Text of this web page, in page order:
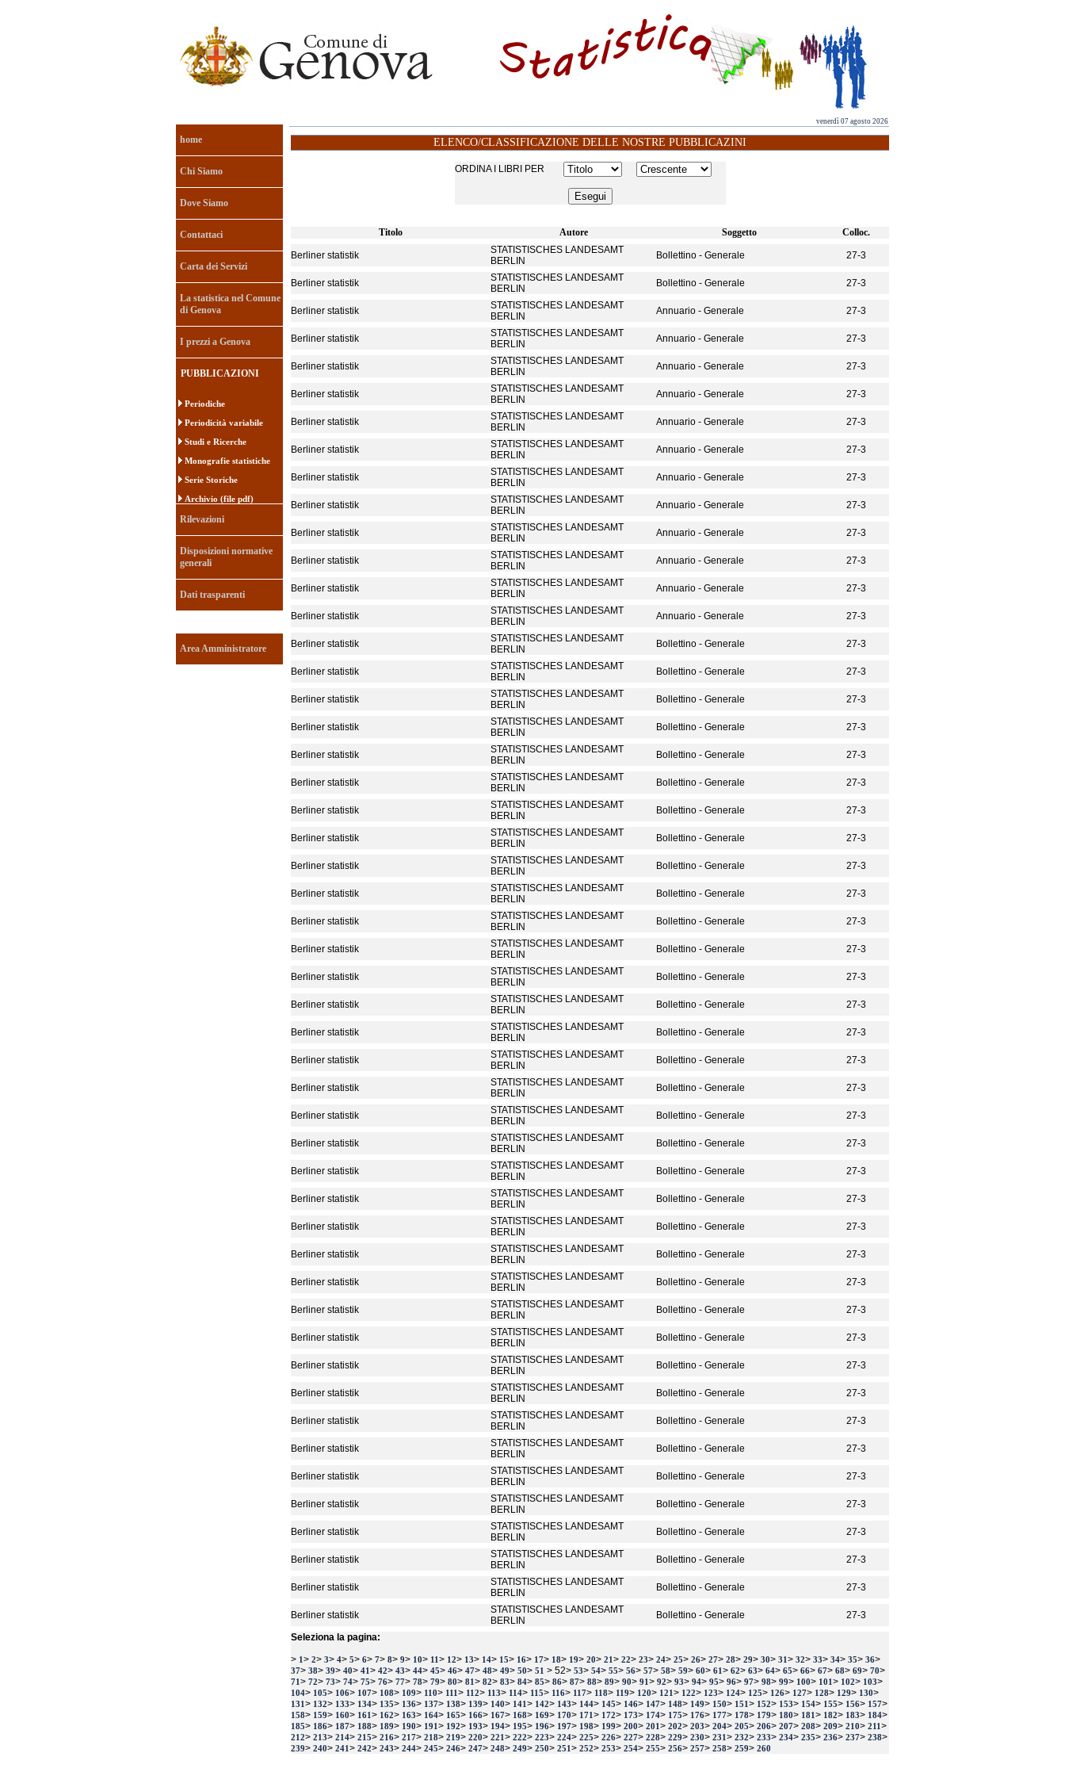
home
Chi Siamo
Dove Siamo
Contattaci
Carta dei Servizi
La statistica nel Comune
di Genova
I prezzi a Genova
PUBBLICAZIONI
Periodiche
Periodicità variabile
Studi e Ricerche
Monografie statistiche
Serie Storiche
Archivio (file pdf)
Rilevazioni
Disposizioni normative
generali
Dati trasparenti
Area Amministratore
venerdì 07 agosto 2026
ELENCO/CLASSIFICAZIONE DELLE NOSTRE PUBBLICAZINI
ORDINA I LIBRI PER
Titolo Autore Soggetto Colloc.
Berliner statistik
STATISTISCHES LANDESAMT
BERLIN
Bollettino - Generale 27-3
Berliner statistik
STATISTISCHES LANDESAMT
BERLIN
Bollettino - Generale 27-3
Berliner statistik
STATISTISCHES LANDESAMT
BERLIN
Annuario - Generale 27-3
Berliner statistik
STATISTISCHES LANDESAMT
BERLIN
Annuario - Generale 27-3
Berliner statistik
STATISTISCHES LANDESAMT
BERLIN
Annuario - Generale 27-3
Berliner statistik
STATISTISCHES LANDESAMT
BERLIN
Annuario - Generale 27-3
Berliner statistik
STATISTISCHES LANDESAMT
BERLIN
Annuario - Generale 27-3
Berliner statistik
STATISTISCHES LANDESAMT
BERLIN
Annuario - Generale 27-3
Berliner statistik
STATISTISCHES LANDESAMT
BERLIN
Annuario - Generale 27-3
Berliner statistik
STATISTISCHES LANDESAMT
BERLIN
Annuario - Generale 27-3
Berliner statistik
STATISTISCHES LANDESAMT
BERLIN
Annuario - Generale 27-3
Berliner statistik
STATISTISCHES LANDESAMT
BERLIN
Annuario - Generale 27-3
Berliner statistik
STATISTISCHES LANDESAMT
BERLIN
Annuario - Generale 27-3
Berliner statistik
STATISTISCHES LANDESAMT
BERLIN
Annuario - Generale 27-3
Berliner statistik
STATISTISCHES LANDESAMT
BERLIN
Bollettino - Generale 27-3
Berliner statistik
STATISTISCHES LANDESAMT
BERLIN
Bollettino - Generale 27-3
Berliner statistik
STATISTISCHES LANDESAMT
BERLIN
Bollettino - Generale 27-3
Berliner statistik
STATISTISCHES LANDESAMT
BERLIN
Bollettino - Generale 27-3
Berliner statistik
STATISTISCHES LANDESAMT
BERLIN
Bollettino - Generale 27-3
Berliner statistik
STATISTISCHES LANDESAMT
BERLIN
Bollettino - Generale 27-3
Berliner statistik
STATISTISCHES LANDESAMT
BERLIN
Bollettino - Generale 27-3
Berliner statistik
STATISTISCHES LANDESAMT
BERLIN
Bollettino - Generale 27-3
Berliner statistik
STATISTISCHES LANDESAMT
BERLIN
Bollettino - Generale 27-3
Berliner statistik
STATISTISCHES LANDESAMT
BERLIN
Bollettino - Generale 27-3
Berliner statistik
STATISTISCHES LANDESAMT
BERLIN
Bollettino - Generale 27-3
Berliner statistik
STATISTISCHES LANDESAMT
BERLIN
Bollettino - Generale 27-3
Berliner statistik
STATISTISCHES LANDESAMT
BERLIN
Bollettino - Generale 27-3
Berliner statistik
STATISTISCHES LANDESAMT
BERLIN
Bollettino - Generale 27-3
Berliner statistik
STATISTISCHES LANDESAMT
BERLIN
Bollettino - Generale 27-3
Berliner statistik
STATISTISCHES LANDESAMT
BERLIN
Bollettino - Generale 27-3
Berliner statistik
STATISTISCHES LANDESAMT
BERLIN
Bollettino - Generale 27-3
Berliner statistik
STATISTISCHES LANDESAMT
BERLIN
Bollettino - Generale 27-3
Berliner statistik
STATISTISCHES LANDESAMT
BERLIN
Bollettino - Generale 27-3
Berliner statistik
STATISTISCHES LANDESAMT
BERLIN
Bollettino - Generale 27-3
Berliner statistik
STATISTISCHES LANDESAMT
BERLIN
Bollettino - Generale 27-3
Berliner statistik
STATISTISCHES LANDESAMT
BERLIN
Bollettino - Generale 27-3
Berliner statistik
STATISTISCHES LANDESAMT
BERLIN
Bollettino - Generale 27-3
Berliner statistik
STATISTISCHES LANDESAMT
BERLIN
Bollettino - Generale 27-3
Berliner statistik
STATISTISCHES LANDESAMT
BERLIN
Bollettino - Generale 27-3
Berliner statistik
STATISTISCHES LANDESAMT
BERLIN
Bollettino - Generale 27-3
Berliner statistik
STATISTISCHES LANDESAMT
BERLIN
Bollettino - Generale 27-3
Berliner statistik
STATISTISCHES LANDESAMT
BERLIN
Bollettino - Generale 27-3
Berliner statistik
STATISTISCHES LANDESAMT
BERLIN
Bollettino - Generale 27-3
Berliner statistik
STATISTISCHES LANDESAMT
BERLIN
Bollettino - Generale 27-3
Berliner statistik
STATISTISCHES LANDESAMT
BERLIN
Bollettino - Generale 27-3
Berliner statistik
STATISTISCHES LANDESAMT
BERLIN
Bollettino - Generale 27-3
Berliner statistik
STATISTISCHES LANDESAMT
BERLIN
Bollettino - Generale 27-3
Berliner statistik
STATISTISCHES LANDESAMT
BERLIN
Bollettino - Generale 27-3
Berliner statistik
STATISTISCHES LANDESAMT
BERLIN
Bollettino - Generale 27-3
Berliner statistik
STATISTISCHES LANDESAMT
BERLIN
Bollettino - Generale
27-3
Seleziona la pagina:
> 1> 2> 3> 4> 5> 6> 7> 8> 9> 10> 11> 12> 13> 14> 15> 16> 17> 18> 19> 20> 21> 22> 23> 24> 25> 26> 27> 28> 29> 30> 31> 32> 33> 34> 35> 36>
37> 38> 39> 40> 41> 42> 43> 44> 45> 46> 47> 48> 49> 50> 51 > 52> 53> 54> 55> 56> 57> 58> 59> 60> 61> 62> 63> 64> 65> 66> 67> 68> 69> 70>
71> 72> 73> 74> 75> 76> 77> 78> 79> 80> 81> 82> 83> 84> 85> 86> 87> 88> 89> 90> 91> 92> 93> 94> 95> 96> 97> 98> 99> 100> 101> 102> 103>
104> 105> 106> 107> 108> 109> 110> 111> 112> 113> 114> 115> 116> 117> 118> 119> 120> 121> 122> 123> 124> 125> 126> 127> 128> 129> 130>
131> 132> 133> 134> 135> 136> 137> 138> 139> 140> 141> 142> 143> 144> 145> 146> 147> 148> 149> 150> 151> 152> 153> 154> 155> 156> 157>
158> 159> 160> 161> 162> 163> 164> 165> 166> 167> 168> 169> 170> 171> 172> 173> 174> 175> 176> 177> 178> 179> 180> 181> 182> 183> 184>
185> 186> 187> 188> 189> 190> 191> 192> 193> 194> 195> 196> 197> 198> 199> 200> 201> 202> 203> 204> 205> 206> 207> 208> 209> 210> 211>
212> 213> 214> 215> 216> 217> 218> 219> 220> 221> 222> 223> 224> 225> 226> 227> 228> 229> 230> 231> 232> 233> 234> 235> 236> 237> 238>
239> 240> 241> 242> 243> 244> 245> 246> 247> 248> 249> 250> 251> 252> 253> 254> 255> 256> 257> 258> 259> 260